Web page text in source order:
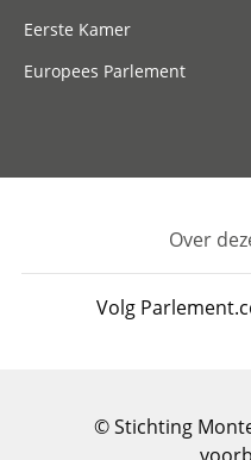
Eerste Kamer
Europees Parlement
Footer
Over
Volg
© Stichting